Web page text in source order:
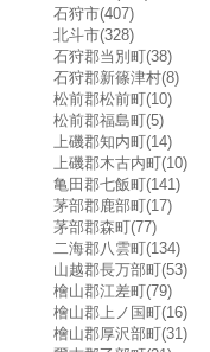
石狩市(407)
北斗市(328)
石狩郡当別町(38)
石狩郡新篠津村(8)
松前郡松前町(10)
松前郡福島町(5)
上磯郡知内町(14)
上磯郡木古内町(10)
亀田郡七飯町(141)
茅部郡鹿部町(17)
茅部郡森町(77)
二海郡八雲町(134)
山越郡長万部町(53)
檜山郡江差町(79)
檜山郡上ノ国町(16)
檜山郡厚沢部町(31)